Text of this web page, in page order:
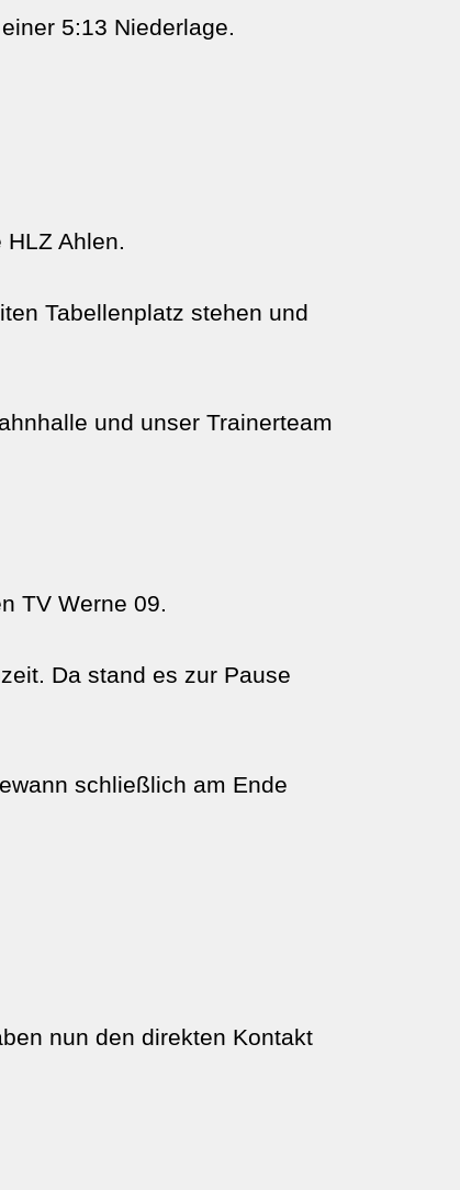
5:13 Niederlage.
Ahlen.
Tabellenplatz stehen und
und unser Trainerteam
TV Werne 09.
Da stand es zur Pause
schließlich am Ende
nun den direkten Kontakt